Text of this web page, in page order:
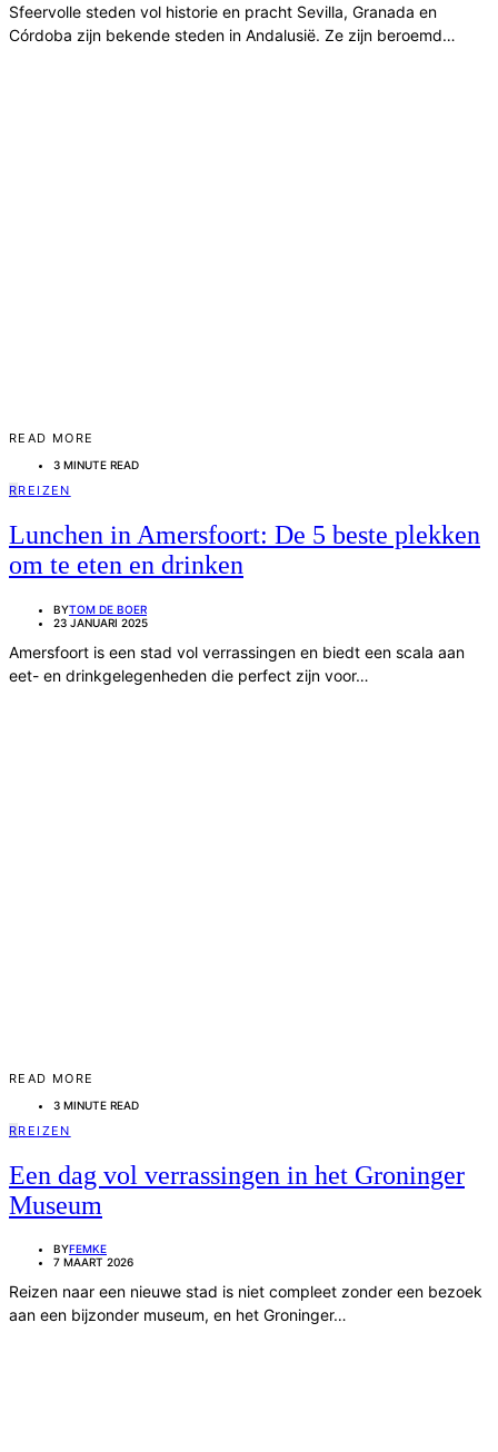
Sfeervolle steden vol historie en pracht Sevilla, Granada en
Córdoba zijn bekende steden in Andalusië. Ze zijn beroemd…
READ MORE
3 MINUTE READ
RREIZEN
Lunchen in Amersfoort: De 5 beste plekken
om te eten en drinken
BYTOM DE BOER
23 JANUARI 2025
Amersfoort is een stad vol verrassingen en biedt een scala aan
eet- en drinkgelegenheden die perfect zijn voor…
READ MORE
3 MINUTE READ
RREIZEN
Een dag vol verrassingen in het Groninger
Museum
BYFEMKE
7 MAART 2026
Reizen naar een nieuwe stad is niet compleet zonder een bezoek
aan een bijzonder museum, en het Groninger…